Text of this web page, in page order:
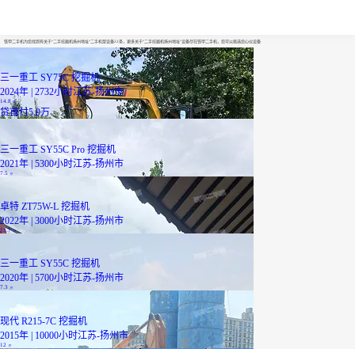
铁甲二手机为您找到有关于“二手挖掘机扬州地址”二手机型设备22条，更多关于“二手挖掘机扬州地址”设备尽在铁甲二手机，您可以挑选您心仪设备
三一重工 SY75C 挖掘机
2024年 | 2732小时江苏-扬州市
14.8万
贷首付5.9万
三一重工 SY55C Pro 挖掘机
2021年 | 5300小时江苏-扬州市
7.5
卓特 ZT75W-L 挖掘机
2022年 | 3000小时江苏-扬州市
13.7万
三一重工 SY55C 挖掘机
2020年 | 5700小时江苏-扬州市
7.3 万
现代 R215-7C 挖掘机
2015年 | 10000小时江苏-扬州市
12 万